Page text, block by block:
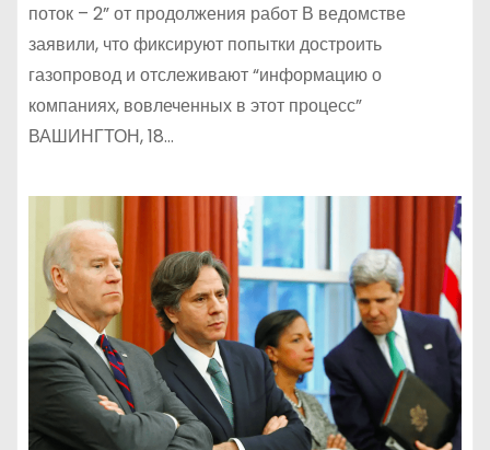
поток – 2” от продолжения работ В ведомстве
заявили, что фиксируют попытки достроить
газопровод и отслеживают “информацию о
компаниях, вовлеченных в этот процесс”
ВАШИНГТОН, 18…